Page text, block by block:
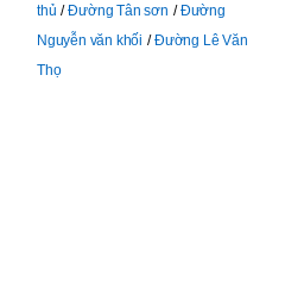
thủ
Đường Tân sơn
Đường
Nguyễn văn khối
Đường Lê Văn
Thọ